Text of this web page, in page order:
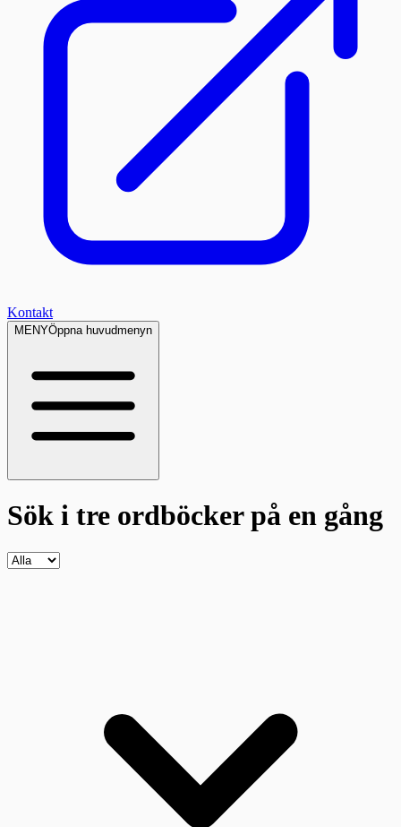
Kontakt
MENYÖppna huvudmenyn
Sök i tre ordböckerpå en gång